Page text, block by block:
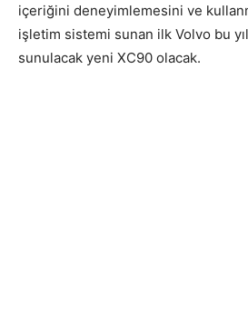
içeriğini deneyimlemesini ve
işletim sistemi sunan ilk Volvo bu
sunulacak yeni XC90 olacak.